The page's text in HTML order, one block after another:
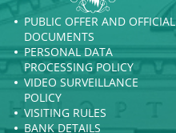
PUBLIC OFFER AND OFFICIAL
DOCUMENTS
PERSONAL DATA
PROCESSING POLICY
VIDEO SURVEILLANCE
POLICY
VISITING RULES
BANK DETAILS